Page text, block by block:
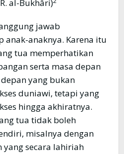
al-Bukhâri)
jawab
anak-anaknya. Karena itu
tua memperhatikan
serta masa depan
yang bukan
duniawi, tetapi yang
hingga akhiratnya.
tua tidak boleh
misalnya dengan
secara lahiriah